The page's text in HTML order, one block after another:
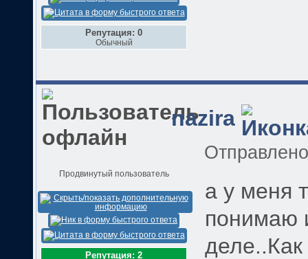
Репутация: 0
Обычный
nazira
Продвинутый пользователь
Репутация: 2
а у меня
понимаю